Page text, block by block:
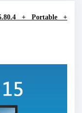
+ Portable +